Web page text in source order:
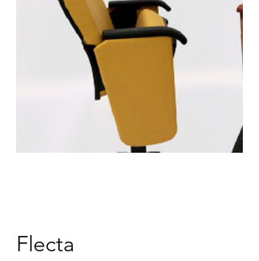
Flecta